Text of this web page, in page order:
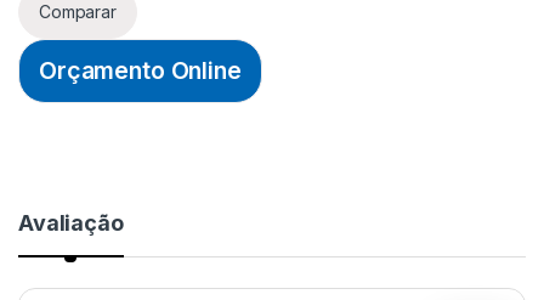
Comparar
Orçamento Online
Avaliação